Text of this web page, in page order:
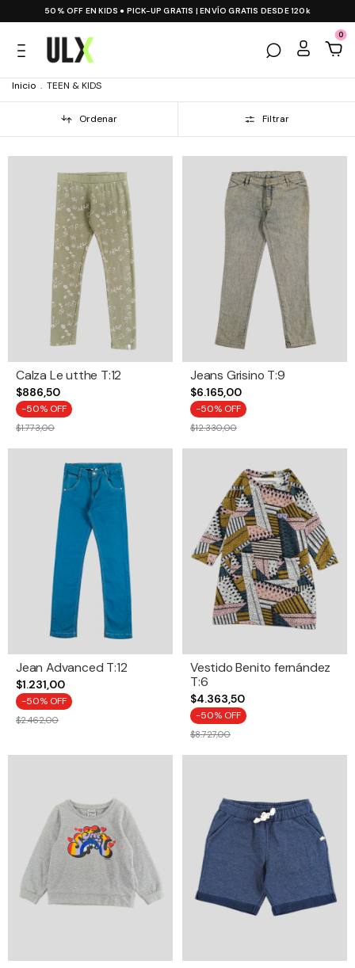
50% OFF EN KIDS ● PICK-UP GRATIS | ENVÍO GRATIS DESDE 120k
0
Inicio . TEEN & KIDS
Ordenar Filtrar
Calza Le utthe T:12
$886,50
-50% OFF
$1.773,00
Jeans Grisino T:9
$6.165,00
-50% OFF
$12.330,00
Jean Advanced T:12
$1.231,00
-50% OFF
$2.462,00
Vestido Benito fernández
T:6
$4.363,50
-50% OFF
$8.727,00